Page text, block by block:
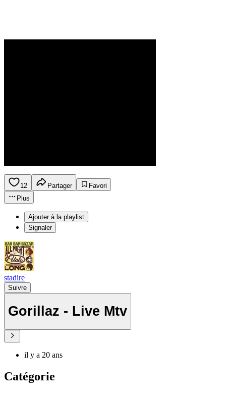
12 Partager
Favori
Plus
Ajouter à la playlist
Signaler
stadire
Suivre
Gorillaz - Live Mtv
il y a 20 ans
Catégorie